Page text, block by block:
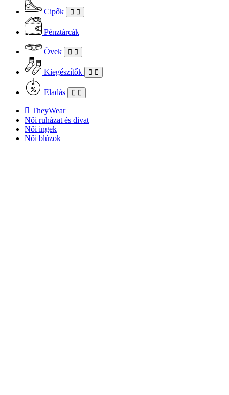
Cipők
Pénztárcák
Övek
Kiegészítők
Eladás
TheyWear
Női ruházat és divat
Női ingek
Női blúzok